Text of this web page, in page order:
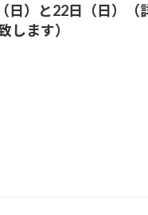
日）と22日（日）
します）